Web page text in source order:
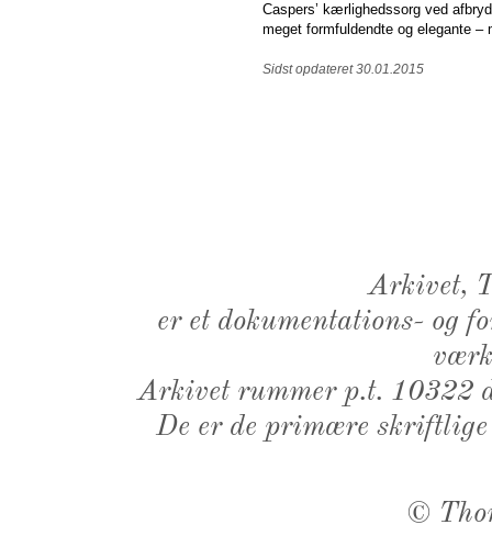
Caspers’ kærlighedssorg ved
meget formfuldendte og elegante
Sidst opdateret 30.01.2015
Arkivet,
er et dokumentations- og
Arkivet rummer p.t. 10322
De er de primære
©